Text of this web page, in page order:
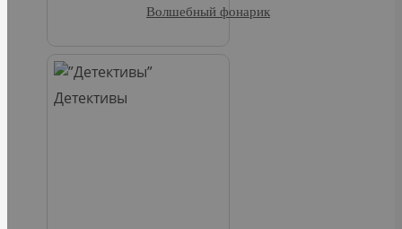
Детективы
Волшебный фонарик